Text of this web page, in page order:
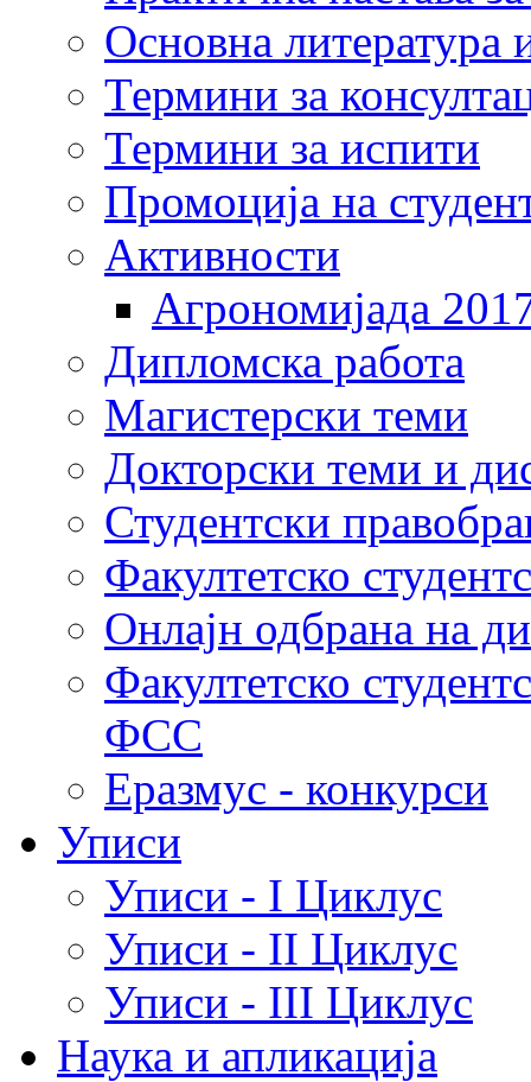
Основна литература
Термини за
Термини за испити
Промоција на
Активности
Агрономијада
Дипломска работа
Магистерски теми
Докторски теми и
Студентски
Факултетско
Онлајн одбрана на
Факултетско
ФСС
Еразмус - конкурси
Уписи
Уписи - I Циклус
Уписи - II Циклус
Уписи - III Циклус
Наука и апликација